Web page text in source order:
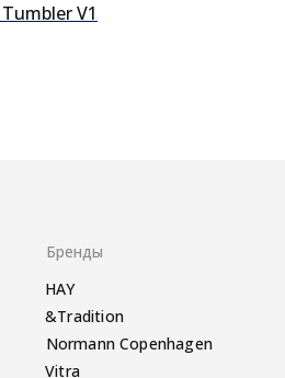
V1
Vitra
HAY
&Tradition
Normann Copenhagen
Бренды